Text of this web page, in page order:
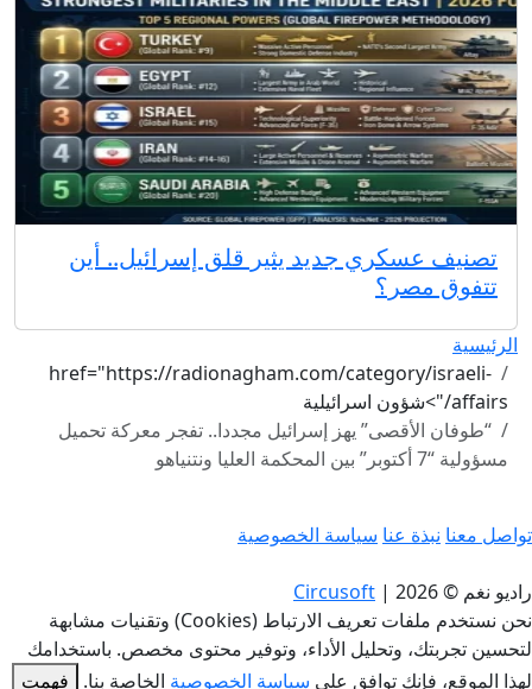
تصنيف عسكري جديد يثير قلق إسرائيل.. أين
تتفوق مصر؟
الرئيسية
href="https://radionagham.com/category/israeli-
affairs/">شؤون اسرائيلية
“طوفان الأقصى” يهز إسرائيل مجددا.. تفجر معركة تحميل
مسؤولية “7 أكتوبر” بين المحكمة العليا ونتنياهو
تواصل معنا نبذة عنا سياسة الخصوصية
راديو نغم © 2026 |
Circusoft
نحن نستخدم ملفات تعريف الارتباط (Cookies) وتقنيات مشابهة
لتحسين تجربتك، وتحليل الأداء، وتوفير محتوى مخصص. باستخدامك
لهذا الموقع، فإنك توافق على سياسة الخصوصية الخاصة بنا. فهمت